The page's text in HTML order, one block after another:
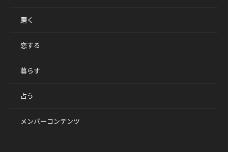
磨く
恋する
暮らす
占う
メンバーコンテンツ